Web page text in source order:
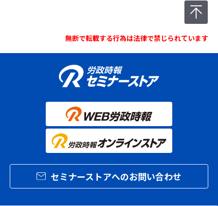
無断で転載する行為は法律で禁じられています
セミナーストアへのお問い合わせ